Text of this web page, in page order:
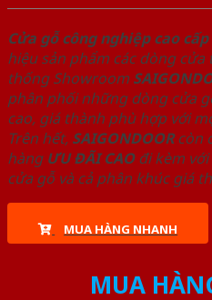
Cửa gỗ công nghiệp cao cấp
hiệu sản phẩm các dòng
thống Showroom
phân phối những dòng cửa
cao, giá thành phù hợp với
Trên hết, SAIGONDOORcòn
hàng ƯU ĐÃI CAOđi kèm
cửa gỗ và cả phân khúc giá
MUA HÀNG NHANH
MUA